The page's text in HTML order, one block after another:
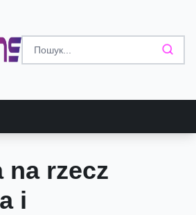
na rzecz
i